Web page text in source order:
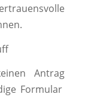
Antrag
Formular